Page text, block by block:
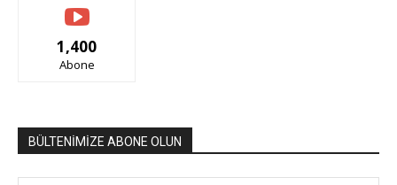
1,400
Abone
BÜLTENİMİZE ABONE OLUN